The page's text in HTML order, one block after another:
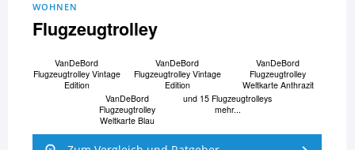
WOHNEN
Flugzeugtrolley
VanDeBord
Flugzeugtrolley Vintage
Edition
VanDeBord
Flugzeugtrolley Vintage
Edition
VanDeBord
Flugzeugtrolley
Weltkarte Anthrazit
VanDeBord
Flugzeugtrolley
Weltkarte Blau
und 15 Flugzeugtrolleys
mehr...